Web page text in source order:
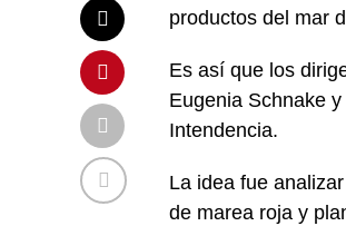
productos del mar
Es así que los
Eugenia Schnake
Intendencia.
La idea fue
de marea roja y